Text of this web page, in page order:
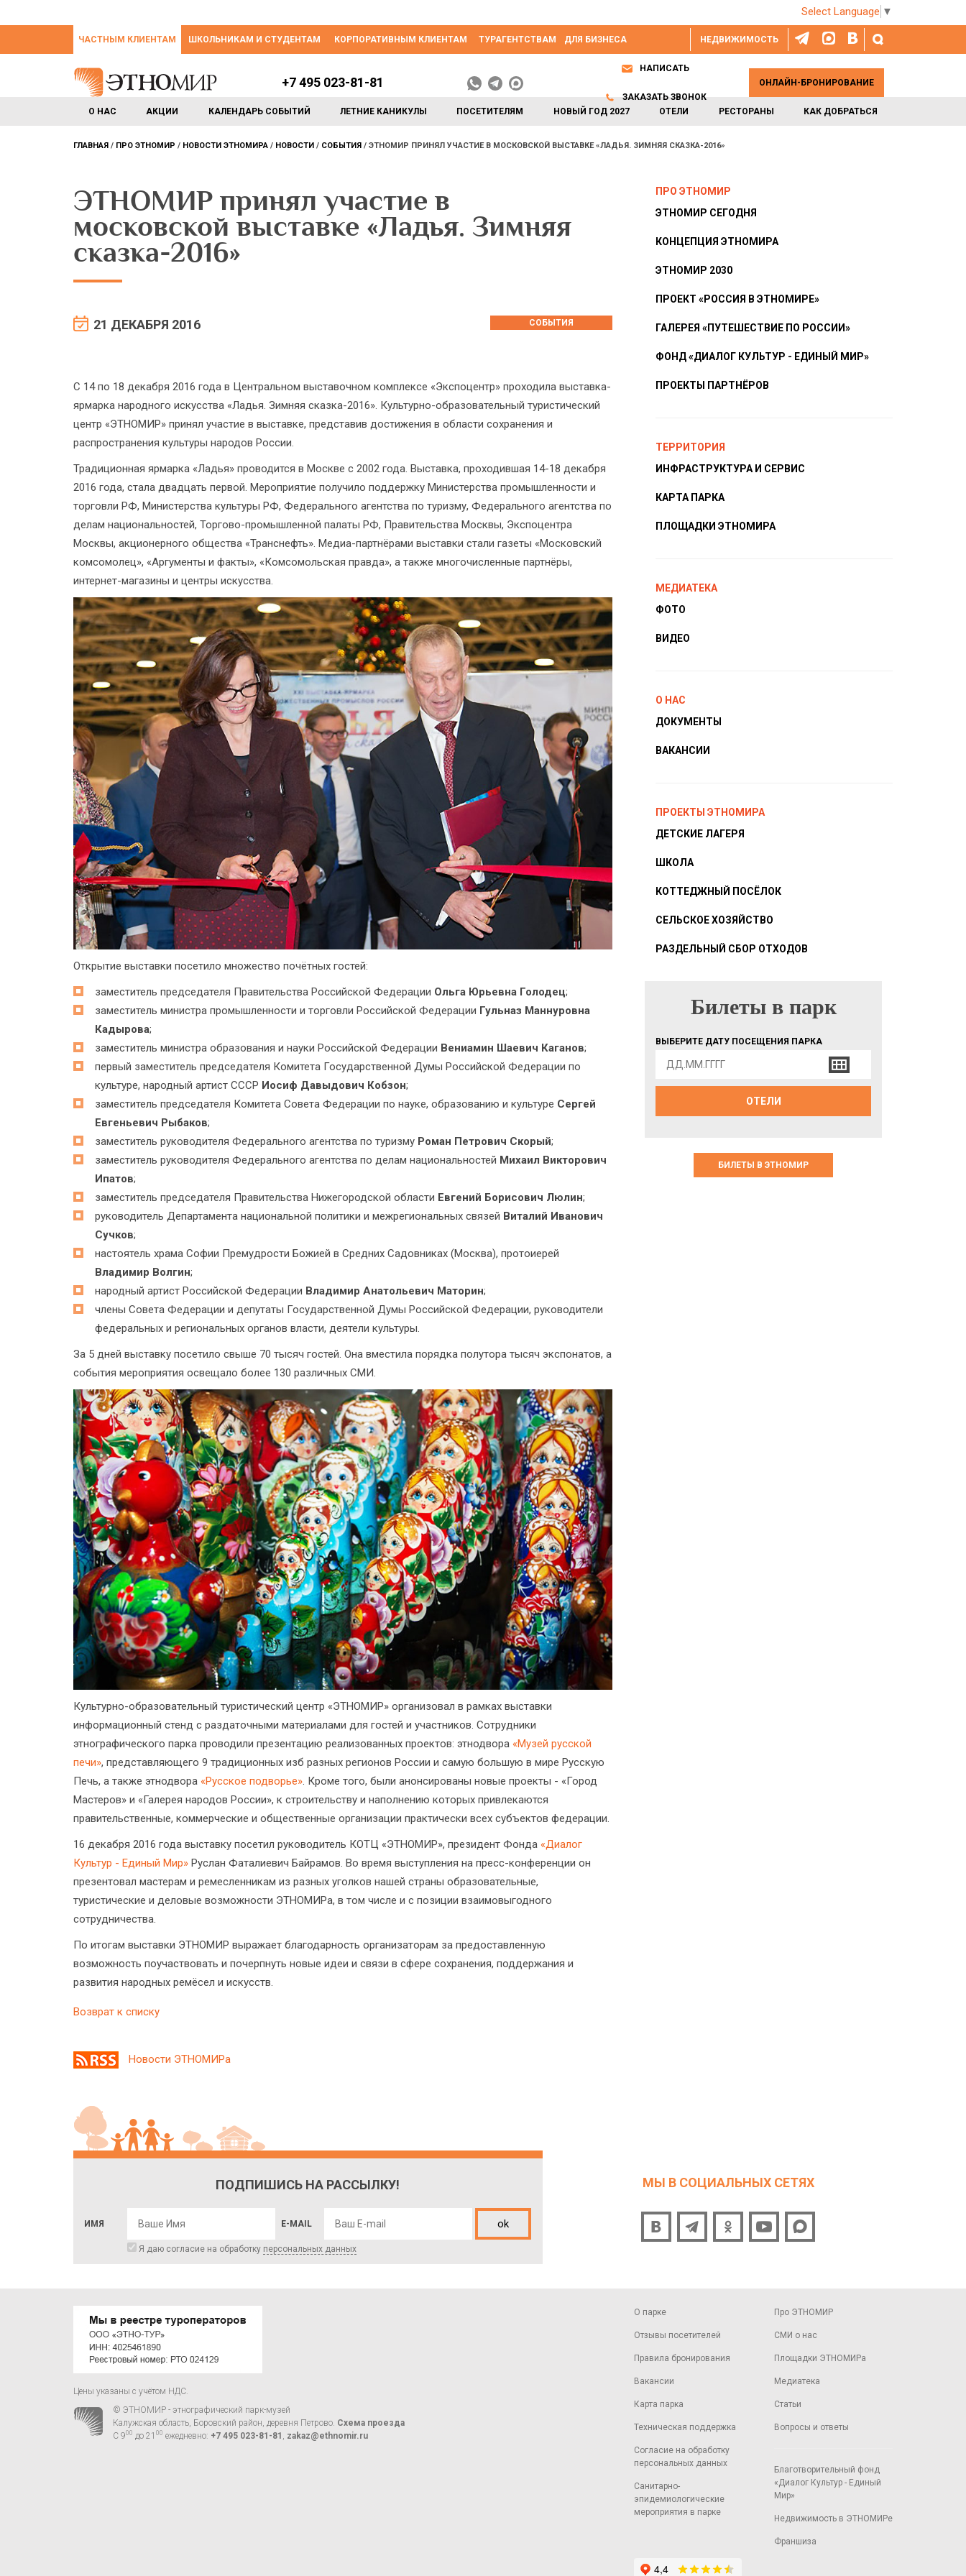
Select Language ▼
НЕДВИЖИМОСТЬ
ЧАСТНЫМ КЛИЕНТАМ ШКОЛЬНИКАМ И СТУДЕНТАМ КОРПОРАТИВНЫМ КЛИЕНТАМ ТУРАГЕНТСТВАМ ДЛЯ БИЗНЕСА
О НАС АКЦИИ КАЛЕНДАРЬ СОБЫТИЙ ЛЕТНИЕ КАНИКУЛЫ ПОСЕТИТЕЛЯМ НОВЫЙ ГОД 2027 ОТЕЛИ РЕСТОРАНЫ КАК ДОБРАТЬСЯ
+7 495 023-81-81
НАПИСАТЬ
ЗАКАЗАТЬ ЗВОНОК
ОНЛАЙН-БРОНИРОВАНИЕ
ГЛАВНАЯ ПРО ЭТНОМИР НОВОСТИ ЭТНОМИРА НОВОСТИ СОБЫТИЯ ЭТНОМИР ПРИНЯЛ УЧАСТИЕ В МОСКОВСКОЙ ВЫСТАВКЕ «ЛАДЬЯ. ЗИМНЯЯ СКАЗКА-2016»
ЭТНОМИР принял участие в
московской выставке «Ладья. Зимняя
сказка-2016»
21 ДЕКАБРЯ 2016 СОБЫТИЯ
С 14 по 18 декабря 2016 года в Центральном выставочном комплексе «Экспоцентр» проходила выставка-
ярмарка народного искусства «Ладья. Зимняя сказка-2016». Культурно-образовательный туристический
центр «ЭТНОМИР» принял участие в выставке, представив достижения в области сохранения и
распространения культуры народов России.
Традиционная ярмарка «Ладья» проводится в Москве с 2002 года. Выставка, проходившая 14-18 декабря
2016 года, стала двадцать первой. Мероприятие получило поддержку Министерства промышленности и
торговли РФ, Министерства культуры РФ, Федерального агентства по туризму, Федерального агентства по
делам национальностей, Торгово-промышленной палаты РФ, Правительства Москвы, Экспоцентра
Москвы, акционерного общества «Транснефть». Медиа-партнёрами выставки стали газеты «Московский
комсомолец», «Аргументы и факты», «Комсомольская правда», а также многочисленные партнёры,
интернет-магазины и центры искусства.
Открытие выставки посетило множество почётных гостей:
заместитель председателя Правительства Российской Федерации Ольга Юрьевна Голодец;
заместитель министра промышленности и торговли Российской Федерации Гульназ Маннуровна
Кадырова;
заместитель министра образования и науки Российской Федерации Вениамин Шаевич Каганов;
первый заместитель председателя Комитета Государственной Думы Российской Федерации по
культуре, народный артист СССР Иосиф Давыдович Кобзон;
заместитель председателя Комитета Совета Федерации по науке, образованию и культуре Сергей
Евгеньевич Рыбаков;
заместитель руководителя Федерального агентства по туризму Роман Петрович Скорый;
заместитель руководителя Федерального агентства по делам национальностей Михаил Викторович
Ипатов;
заместитель председателя Правительства Нижегородской области Евгений Борисович Люлин;
руководитель Департамента национальной политики и межрегиональных связей Виталий Иванович
Сучков;
настоятель храма Софии Премудрости Божией в Средних Садовниках (Москва), протоиерей
Владимир Волгин;
народный артист Российской Федерации Владимир Анатольевич Маторин;
члены Совета Федерации и депутаты Государственной Думы Российской Федерации, руководители
федеральных и региональных органов власти, деятели культуры.
За 5 дней выставку посетило свыше 70 тысяч гостей. Она вместила порядка полутора тысяч экспонатов, а
события мероприятия освещало более 130 различных СМИ.
Культурно-образовательный туристический центр «ЭТНОМИР» организовал в рамках выставки
информационный стенд с раздаточными материалами для гостей и участников. Сотрудники
этнографического парка проводили презентацию реализованных проектов: этнодвора «Музей русской
печи», представляющего 9 традиционных изб разных регионов России и самую большую в мире Русскую
Печь, а также этнодвора «Русское подворье» . Кроме того, были анонсированы новые проекты - «Город
Мастеров» и «Галерея народов России», к строительству и наполнению которых привлекаются
правительственные, коммерческие и общественные организации практически всех субъектов федерации.
16 декабря 2016 года выставку посетил руководитель КОТЦ «ЭТНОМИР», президент Фонда «Диалог
Культур - Единый Мир» Руслан Фаталиевич Байрамов. Во время выступления на пресс-конференции он
презентовал мастерам и ремесленникам из разных уголков нашей страны образовательные,
туристические и деловые возможности ЭТНОМИРа, в том числе и с позиции взаимовыгодного
сотрудничества.
По итогам выставки ЭТНОМИР выражает благодарность организаторам за предоставленную
возможность поучаствовать и почерпнуть новые идеи и связи в сфере сохранения, поддержания и
развития народных ремёсел и искусств.
Возврат к списку
ПРО ЭТНОМИР
ЭТНОМИР СЕГОДНЯ
КОНЦЕПЦИЯ ЭТНОМИРА
ЭТНОМИР 2030
ПРОЕКТ «РОССИЯ В ЭТНОМИРЕ»
ГАЛЕРЕЯ «ПУТЕШЕСТВИЕ ПО РОССИИ»
ФОНД «ДИАЛОГ КУЛЬТУР - ЕДИНЫЙ МИР»
ПРОЕКТЫ ПАРТНЁРОВ
ТЕРРИТОРИЯ
ИНФРАСТРУКТУРА И СЕРВИС
КАРТА ПАРКА
ПЛОЩАДКИ ЭТНОМИРА
МЕДИАТЕКА
ФОТО
ВИДЕО
О НАС
ДОКУМЕНТЫ
ВАКАНСИИ
ПРОЕКТЫ ЭТНОМИРА
ДЕТСКИЕ ЛАГЕРЯ
ШКОЛА
КОТТЕДЖНЫЙ ПОСЁЛОК
СЕЛЬСКОЕ ХОЗЯЙСТВО
РАЗДЕЛЬНЫЙ СБОР ОТХОДОВ
БИЛЕТЫ В ПАРК
Билеты в парк
ВЫБЕРИТЕ ДАТУ ПОСЕЩЕНИЯ ПАРКА
ОТЕЛИ
БИЛЕТЫ В ЭТНОМИР
Новости ЭТНОМИРа
ПОДПИШИСЬ НА РАССЫЛКУ!
ИМЯ E-MAIL ok
Я даю согласие на обработку персональных данных
МЫ В СОЦИАЛЬНЫХ СЕТЯХ
О парке
Отзывы посетителей
Правила бронирования
Вакансии
Карта парка
Техническая поддержка
Согласие на обработку
персональных данных
Санитарно-
эпидемиологические
мероприятия в парке
Про ЭТНОМИР
СМИ о нас
Площадки ЭТНОМИРа
Медиатека
Статьи
Вопросы и ответы
Благотворительный фонд
«Диалог Культур - Единый
Мир»
Недвижимость в ЭТНОМИРе
Франшиза
Цены указаны с учётом НДС.
© ЭТНОМИР - этнографический парк-музей
Калужская область, Боровский район, деревня Петрово. Схема проезда
С 900 до 21 00 ежедневно: +7 495 023-81-81 zakaz@ethnomir.ru